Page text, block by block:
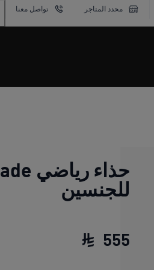
محدد المتاجر تواصل معنا
للجنسين
555